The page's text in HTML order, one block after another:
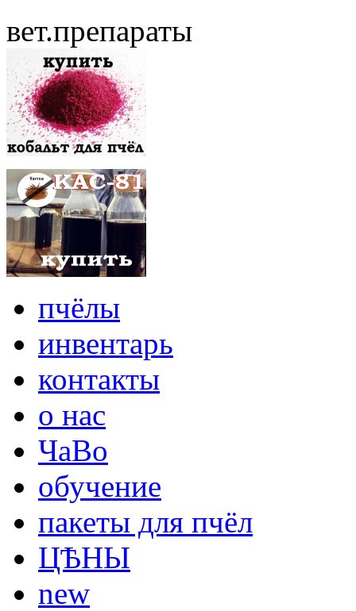
вет.препараты
пчёлы
инвентарь
контакты
о нас
ЧаВо
обучение
пакеты для пчёл
ЦѢНЫ
new